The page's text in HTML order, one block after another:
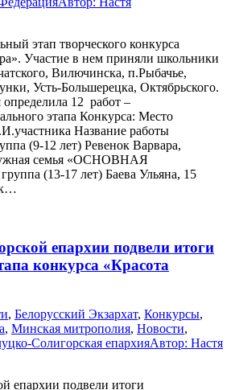
этап творческого конкурса
Участие в нем приняли школьники
Вилючинска, п.Рыбачье,
Усть-Большерецка, Октябрьского.
12 работ –
этапа Конкурса: Место
Название работы
(9-12 лет) Ревенок Варвара,
семья «ОСНОВНАЯ
(13-17 лет) Баева Ульяна, 15
епархии подвели итоги
конкурса «Красота
, Белорусский Экзархат, Конкурсы,
, Минская митрополия, Новости,
Солигорская епархияАвтор: Настя
епархии подвели итоги